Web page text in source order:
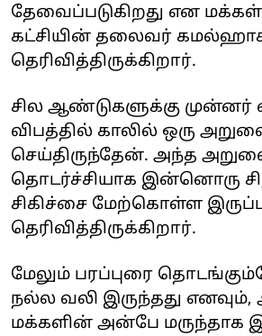
தேவைப்படுகிறது என
கட்சியின் தலைவர்
தெரிவித்திருக்கிறார்.
சில ஆண்டுகளுக்கு முன்னர்
விபத்தில் காலில் ஒரு
செய்திருந்தேன். அந்த
தொடர்ச்சியாக இன்னொரு
சிகிச்சை மேற்கொள்ள
தெரிவித்திருக்கிறார்.
மேலும் பரப்புரை
நல்ல வலி இருந்தது எனவும்,
மக்களின் அன்பே மருந்தாக